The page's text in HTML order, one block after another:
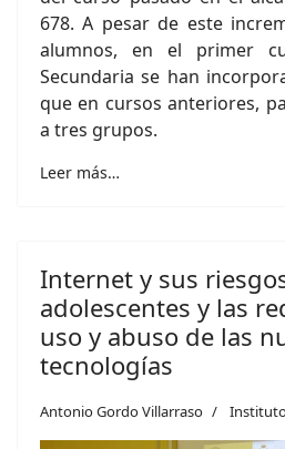
678. A pesar de este
alumnos, en el primer
Secundaria se han
que en cursos anteriores,
a tres grupos.
Leer más…
Internet y sus
adolescentes y las
uso y abuso de las
tecnologías
Antonio Gordo Villarraso